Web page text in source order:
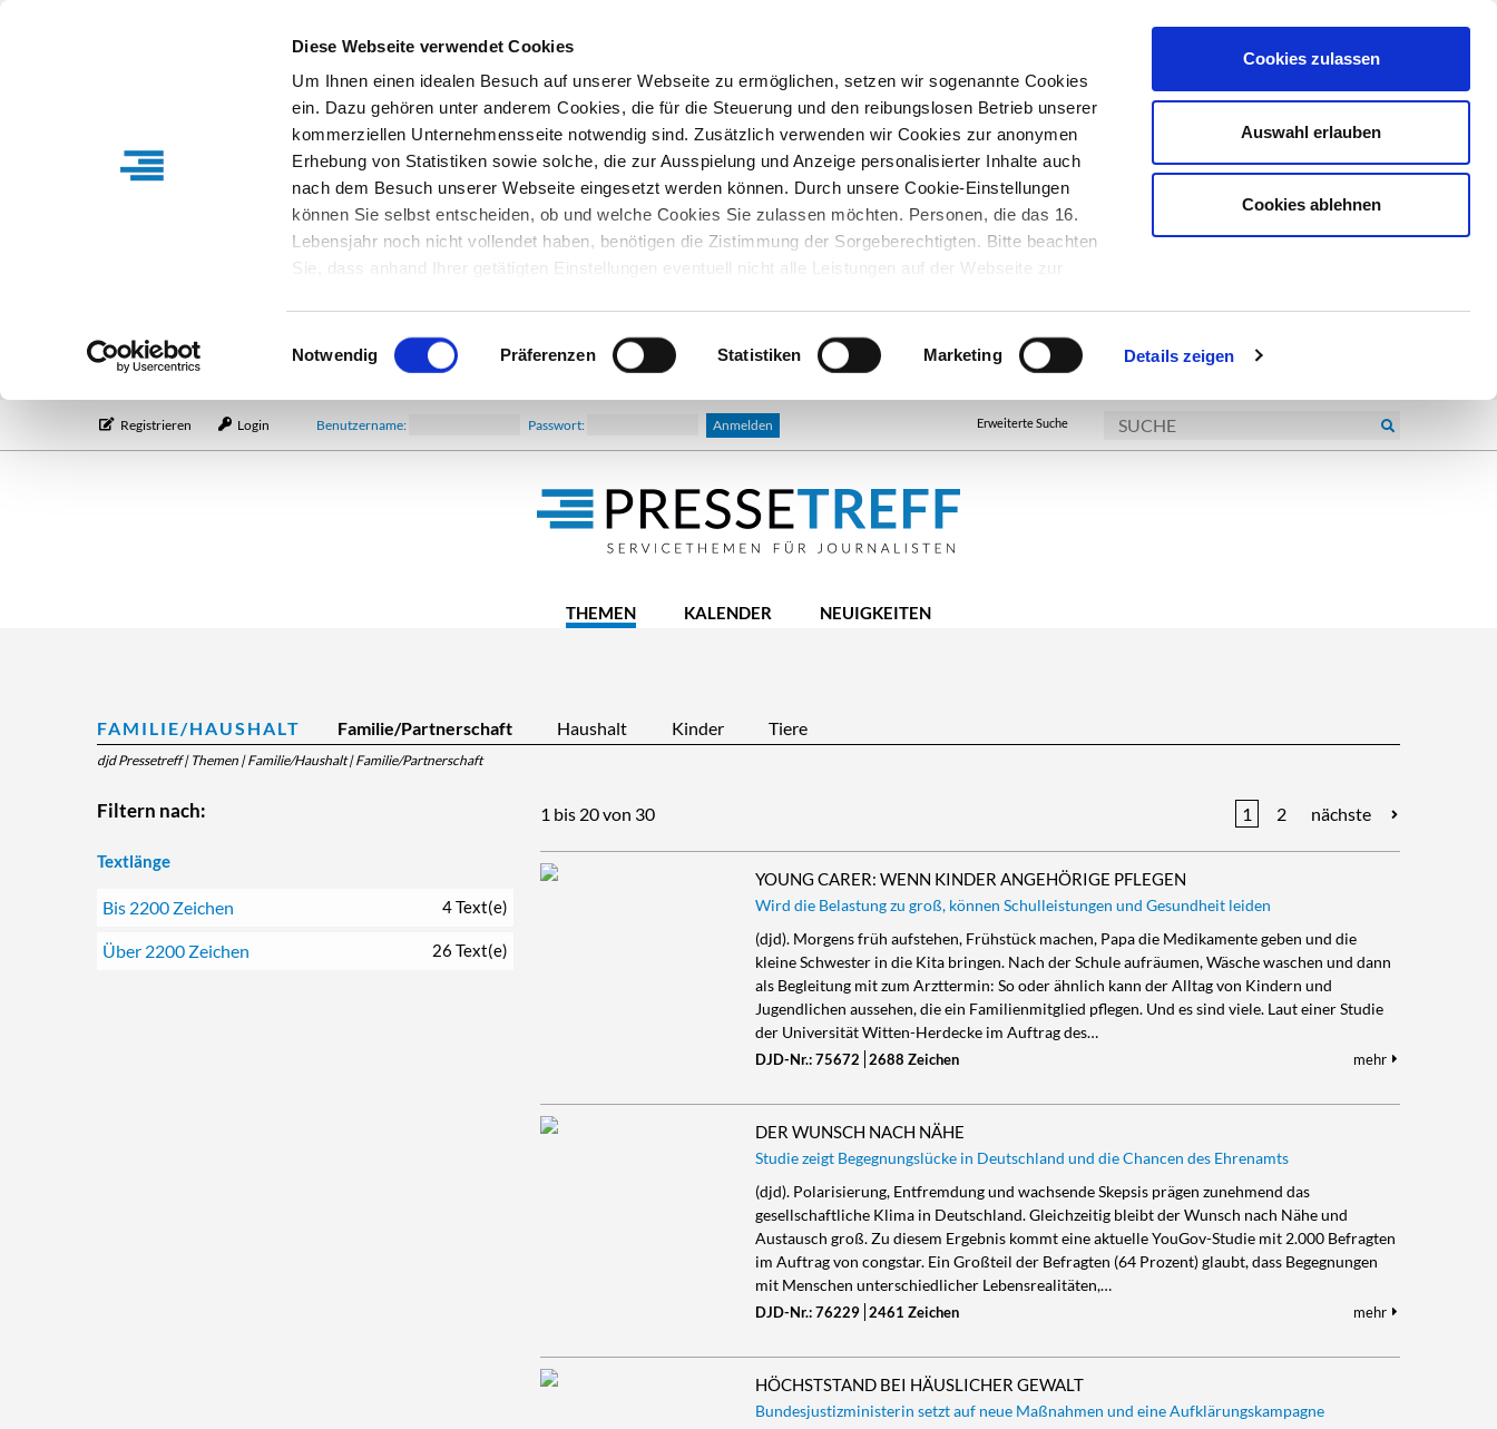
Diese Webseite verwendet Cookies
Um Ihnen einen idealen Besuch auf unserer Webseite zu ermöglichen, setzen wir sogenannte Cookies
ein. Dazu gehören unter anderem Cookies, die für die Steuerung und den reibungslosen Betrieb unserer
kommerziellen Unternehmensseite notwendig sind. Zusätzlich verwenden wir Cookies zur anonymen
Erhebung von Statistiken sowie solche, die zur Ausspielung und Anzeige personalisierter Inhalte auch
nach dem Besuch unserer Webseite eingesetzt werden können. Durch unsere Cookie-Einstellungen
können Sie selbst entscheiden, ob und welche Cookies Sie zulassen möchten. Personen, die das 16.
Lebensjahr noch nicht vollendet haben, benötigen die Zistimmung der Sorgeberechtigten. Bitte beachten
Sie, dass anhand Ihrer getätigten Einstellungen eventuell nicht alle Leistungen auf der Webseite zur
entsprechende Informationen.
Einwilligungsauswahl
Notwendig Präferenzen Statistiken Marketing Details zeigen
Cookies zulassen
Auswahl erlauben
Cookies ablehnen
Benutzername: Passwort:
Registrieren Login Erweiterte Suche
THEMEN KALENDER NEUIGKEITEN
FAMILIE/HAUSHALT Familie/Partnerschaft Haushalt Kinder Tiere
djd Pressetreff| Themen |Familie/Haushalt|Familie/Partnerschaft
1 bis 20 von 30 1 2 nächste
YOUNG CARER: WENN KINDER ANGEHÖRIGE PFLEGEN
Wird die Belastung zu groß, können Schulleistungen und Gesundheit leiden
(djd). Morgens früh aufstehen, Frühstück machen, Papa die Medikamente geben und die
kleine Schwester in die Kita bringen. Nach der Schule aufräumen, Wäsche waschen und dann
als Begleitung mit zum Arzttermin: So oder ähnlich kann der Alltag von Kindern und
Jugendlichen aussehen, die ein Familienmitglied pflegen. Und es sind viele. Laut einer Studie
der Universität Witten-Herdecke im Auftrag des…
DJD-Nr.: 75672 2688 Zeichen mehr
DER WUNSCH NACH NÄHE
Studie zeigt Begegnungslücke in Deutschland und die Chancen des Ehrenamts
(djd). Polarisierung, Entfremdung und wachsende Skepsis prägen zunehmend das
gesellschaftliche Klima in Deutschland. Gleichzeitig bleibt der Wunsch nach Nähe und
Austausch groß. Zu diesem Ergebnis kommt eine aktuelle YouGov-Studie mit 2.000 Befragten
im Auftrag von congstar. Ein Großteil der Befragten (64 Prozent) glaubt, dass Begegnungen
mit Menschen unterschiedlicher Lebensrealitäten,…
DJD-Nr.: 76229 2461 Zeichen mehr
HÖCHSTSTAND BEI HÄUSLICHER GEWALT
Bundesjustizministerin setzt auf neue Maßnahmen und eine Aufklärungskampagne
Filtern nach:
Textlänge
Bis 2200 Zeichen 4 Text(e)
Über 2200 Zeichen 26 Text(e)